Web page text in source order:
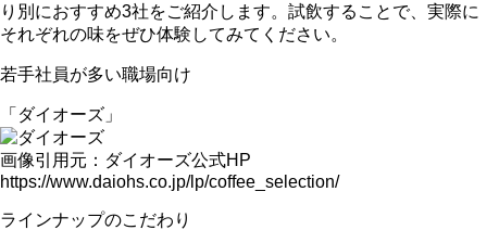
り別におすすめ3社をご紹介します。試飲することで、実際に
それぞれの味をぜひ体験してみてください。
若手社員が多い職場向け
「ダイオーズ」
画像引用元：ダイオーズ公式HP
https://www.daiohs.co.jp/lp/coffee_selection/
ラインナップのこだわり